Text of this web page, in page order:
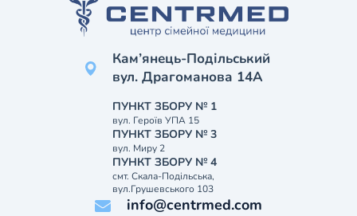
Кам’янець-Подільський
вул. Драгоманова 14А
ПУНКТ ЗБОРУ № 1
вул. Героїв УПА 15
ПУНКТ ЗБОРУ № 3
вул. Миру 2
ПУНКТ ЗБОРУ № 4
смт. Скала-Подільська,
вул.Грушевського 103
info@centrmed.com